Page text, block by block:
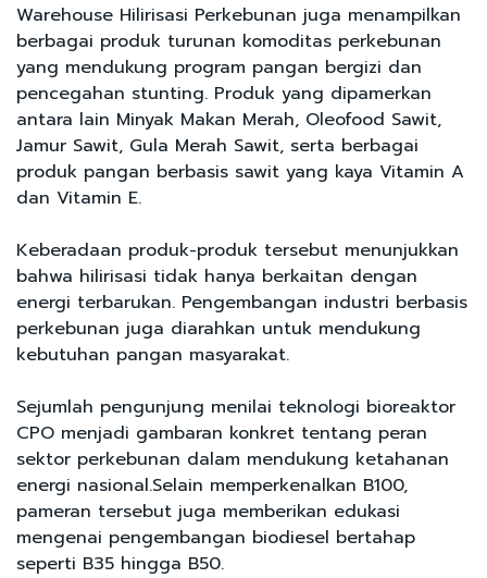
Warehouse Hilirisasi Perkebunan juga menampilkan
berbagai produk turunan komoditas perkebunan
yang mendukung program pangan bergizi dan
pencegahan stunting. Produk yang dipamerkan
antara lain Minyak Makan Merah, Oleofood Sawit,
Jamur Sawit, Gula Merah Sawit, serta berbagai
produk pangan berbasis sawit yang kaya Vitamin A
dan Vitamin E.
Keberadaan produk-produk tersebut menunjukkan
bahwa hilirisasi tidak hanya berkaitan dengan
energi terbarukan. Pengembangan industri berbasis
perkebunan juga diarahkan untuk mendukung
kebutuhan pangan masyarakat.
Sejumlah pengunjung menilai teknologi bioreaktor
CPO menjadi gambaran konkret tentang peran
sektor perkebunan dalam mendukung ketahanan
energi nasional.Selain memperkenalkan B100,
pameran tersebut juga memberikan edukasi
mengenai pengembangan biodiesel bertahap
seperti B35 hingga B50.